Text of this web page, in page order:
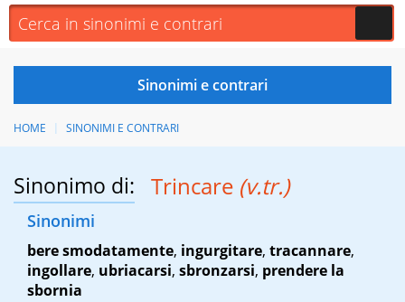
HOME SINONIMI E CONTRARI
Sinonimo di: Trincare (v.tr.)
Sinonimi
bere smodatamente, ingurgitare, tracannare,
ingollare, ubriacarsi, sbronzarsi, prendere la
sbornia